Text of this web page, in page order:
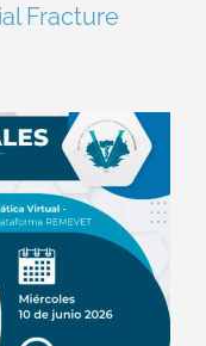
Fracture